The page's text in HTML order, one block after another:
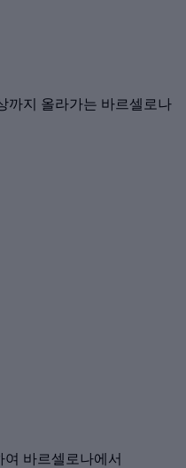
까지 올라가는 바르셀로나
바르셀로나에서